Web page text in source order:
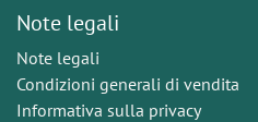
Note legali
Note legali
Condizioni generali di vendita
Informativa sulla privacy